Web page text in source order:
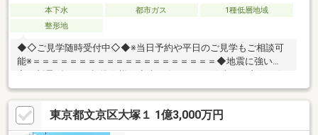
本下水 都市ガス
1種低層地域
整形地
◆◇ご見学随時受付中◇◆※当日予約や平日のご見学もご相談可
能※＝＝＝＝＝＝＝＝＝＝＝＝＝＝＝＝＝＝＝＝◆地震に強い
環境♪◆閑静な住宅街に佇む立地◇3駅3路線が利用可能な好立地
＝＝＝＝＝＝＝＝＝＝＝＝＝＝＝＝＝＝＝＝■参考プラン詳細・
3LDK＋車庫（約85.88㎡）・LDK18.1帖の広々空間※ご要望にあわ
せたプラン作成も可能！■周辺環境ツアー開催中！現地ご見学後
東京都文京区大塚１ 1億3,000万円